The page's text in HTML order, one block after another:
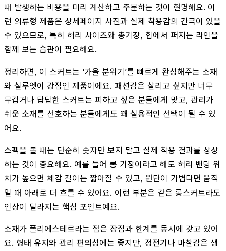
때 발생하는 비용을 미리 계산하고 주문하는 것이 현명해요. 이
런 의류형 제품은 상세페이지 사진과 실제 착용감의 간극이 있을
수 있으므로, 특히 허리 사이즈와 총기장, 힙에서 퍼지는 라인을
함께 보는 습관이 필요해요.
정리하면, 이 스커트는 ‘가을 분위기’를 빠르게 완성해주는 소재
와 실루엣이 강점인 제품이에요. 패션감은 살리고 싶지만 너무
무겁거나 답답한 스커트는 피하고 싶은 분들에게 맞고, 관리가
쉬운 소재를 선호하는 분들에게도 꽤 실용적인 선택이 될 수 있
어요.
스펙을 볼 때는 단순히 숫자만 보지 말고 실제 착용 결과를 상상
하는 것이 중요해요. 예를 들어 롱 기장이라고 해도 허리 밴딩 위
치가 높으면 체감 길이는 짧아질 수 있고, 원단이 가볍다면 움직
일 때 아래로 더 흐를 수 있어요. 이런 부분은 같은 롱스커트라도
인상이 달라지는 핵심 포인트예요.
소재가 폴리에스테르라는 점은 장점과 한계를 동시에 갖고 있어
요. 형태 유지와 관리 편의성에는 좋지만, 정전기나 마찰감은 생